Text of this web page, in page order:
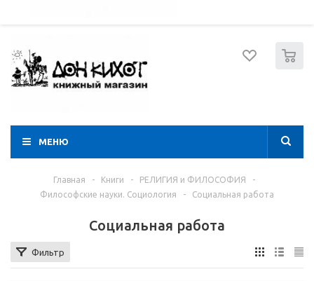
МЕНЮ
Главная - Книги - РЕЛИГИЯ и ФИЛОСОФИЯ
-
Философские науки. Социология
- Социальная работа
Социальная работа
Фильтр